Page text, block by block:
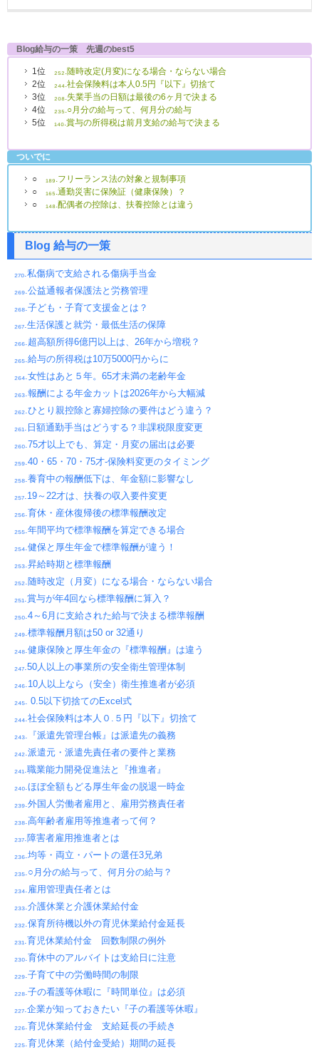
Blog給与の一策 先週のbest5
1位 ₂₅₂.随時改定(月変)になる場合・ならない場合
2位 ₂₄₄.社会保険料は本人0.5円『以下』切捨て
3位 ₂₀₈.失業手当の日額は最後の6ヶ月で決まる
4位 ₂₃₅.○月分の給与って、何月分の給与
5位 ₁₄₀.賞与の所得税は前月支給の給与で決まる
ついでに
○ ₁₈₉.フリーランス法の対象と規制事項
○ ₁₆₅.通勤災害に保険証（健康保険）？
○ ₁₄₈.配偶者の控除は、扶養控除とは違う
Blog 給与の一策
₂₇₀.私傷病で支給される傷病手当金
₂₆₉.公益通報者保護法と労務管理
₂₆₈.子ども・子育て支援金とは？
₂₆₇.生活保護と就労・最低生活の保障
₂₆₆.超高額所得6億円以上は、26年から増税？
₂₆₅.給与の所得税は10万5000円からに
₂₆₄.女性はあと５年。65才未満の老齢年金
₂₆₃.報酬による年金カットは2026年から大幅減
₂₆₂.ひとり親控除と寡婦控除の要件はどう違う？
₂₆₁.日額通勤手当はどうする？非課税限度変更
₂₆₀.75才以上でも、算定・月変の届出は必要
₂₅₉.40・65・70・75才-保険料変更のタイミング
₂₅₈.養育中の報酬低下は、年金額に影響なし
₂₅₇.19～22才は、扶養の収入要件変更
₂₅₆.育休・産休復帰後の標準報酬改定
₂₅₅.年間平均で標準報酬を算定できる場合
₂₅₄.健保と厚生年金で標準報酬が違う！
₂₅₃.昇給時期と標準報酬
₂₅₂.随時改定（月変）になる場合・ならない場合
₂₅₁.賞与が年4回なら標準報酬に算入？
₂₅₀.4～6月に支給された給与で決まる標準報酬
₂₄₉.標準報酬月額は50 or 32通り
₂₄₈.健康保険と厚生年金の『標準報酬』は違う
₂₄₇.50人以上の事業所の安全衛生管理体制
₂₄₆.10人以上なら（安全）衛生推進者が必須
₂₄₅. 0.5以下切捨てのExcel式
₂₄₄.社会保険料は本人０.５円『以下』切捨て
₂₄₃.『派遣先管理台帳』は派遣先の義務
₂₄₂.派遣元・派遣先責任者の要件と業務
₂₄₁.職業能力開発促進法と『推進者』
₂₄₀.ほぼ全額もどる厚生年金の脱退一時金
₂₃₉.外国人労働者雇用と、雇用労務責任者
₂₃₈.高年齢者雇用等推進者って何？
₂₃₇.障害者雇用推進者とは
₂₃₆.均等・両立・パートの選任3兄弟
₂₃₅.○月分の給与って、何月分の給与？
₂₃₄.雇用管理責任者とは
₂₃₃.介護休業と介護休業給付金
₂₃₂.保育所待機以外の育児休業給付金延長
₂₃₁.育児休業給付金 回数制限の例外
₂₃₀.育休中のアルバイトは支給日に注意
₂₂₉.子育て中の労働時間の制限
₂₂₈.子の看護等休暇に『時間単位』は必須
₂₂₇.企業が知っておきたい『子の看護等休暇』
₂₂₆.育児休業給付金 支給延長の手続き
₂₂₅.育児休業（給付金受給）期間の延長